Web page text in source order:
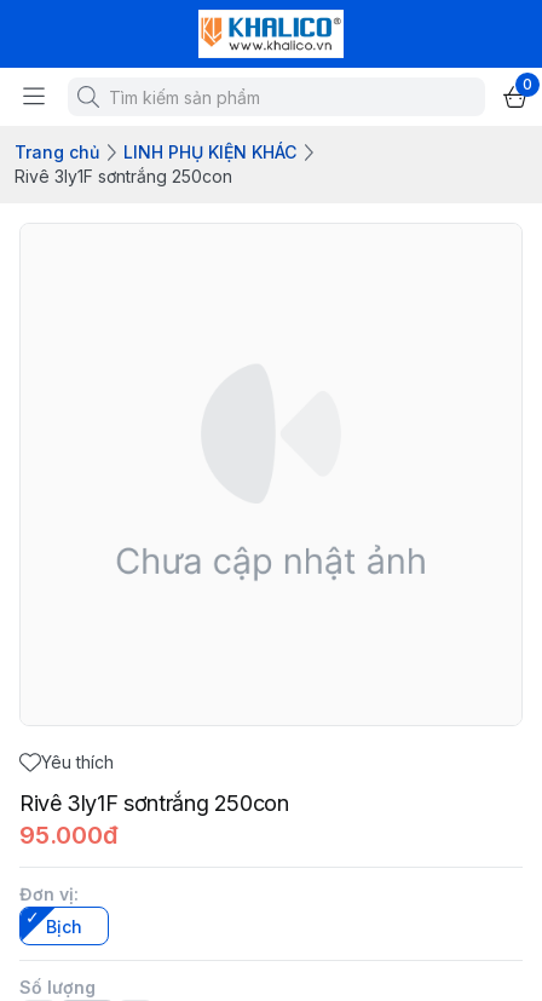
0
Trang chủ
LINH PHỤ KIỆN KHÁC
Rivê 3ly1F sơntrắng 250con
Yêu thích
Rivê 3ly1F sơntrắng 250con
95.000đ
Đơn vị:
Bịch
Số lượng